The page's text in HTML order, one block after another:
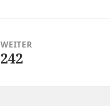
WEITER
Nächster
242